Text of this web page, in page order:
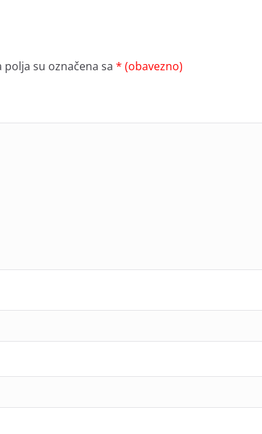
polja su označena sa * (obavezno)